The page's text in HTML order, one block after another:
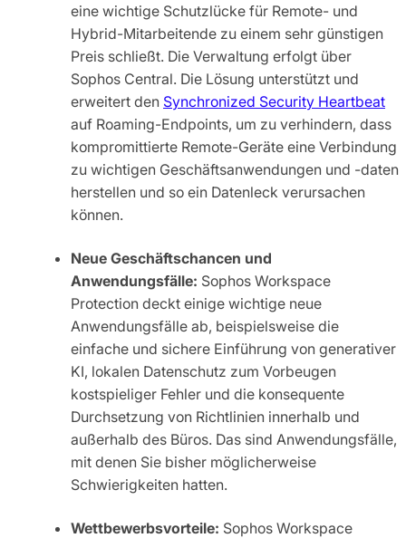
eine wichtige Schutzlücke für Remote- und
Hybrid-Mitarbeitende zu einem sehr günstigen
Preis schließt. Die Verwaltung erfolgt über
Sophos Central. Die Lösung unterstützt und
erweitert den Synchronized Security Heartbeat
auf Roaming-Endpoints, um zu verhindern, dass
kompromittierte Remote-Geräte eine Verbindung
zu wichtigen Geschäftsanwendungen und -daten
herstellen und so ein Datenleck verursachen
können.
Neue Geschäftschancen und
Anwendungsfälle: Sophos Workspace
Protection deckt einige wichtige neue
Anwendungsfälle ab, beispielsweise die
einfache und sichere Einführung von generativer
KI, lokalen Datenschutz zum Vorbeugen
kostspieliger Fehler und die konsequente
Durchsetzung von Richtlinien innerhalb und
außerhalb des Büros. Das sind Anwendungsfälle,
mit denen Sie bisher möglicherweise
Schwierigkeiten hatten.
Wettbewerbsvorteile: Sophos Workspace